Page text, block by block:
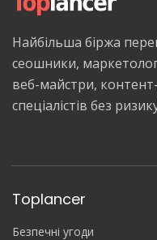
Найбільша біржа
сеошники,
веб-майстри,
спеціалістів без
Toplancer
Безпечні угоди